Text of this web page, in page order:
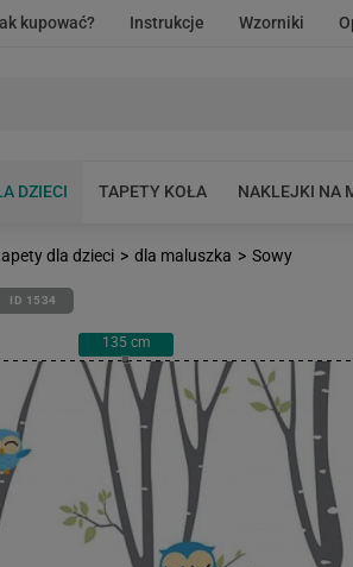
kupować? Instrukcje Wzorniki
DZIECI TAPETY KOŁA NAKLEJKI NA
dla dzieci > dla maluszka > Sowy
ID 1534
135cm